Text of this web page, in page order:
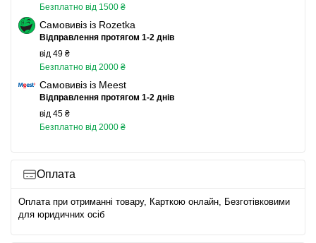
Безплатно від 1500 ₴
Самовивіз із Rozetka
Відправлення протягом 1-2 днів
від 49 ₴
Безплатно від 2000 ₴
Самовивіз із Meest
Відправлення протягом 1-2 днів
від 45 ₴
Безплатно від 2000 ₴
Оплата
Оплата при отриманні товару, Карткою онлайн, Безготівковими
для юридичних осіб